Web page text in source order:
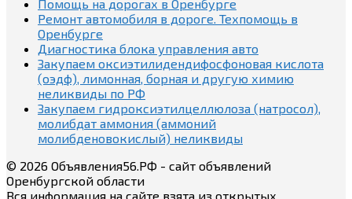
Помощь на дорогах в Оренбурге
Ремонт автомобиля в дороге. Техпомощь в
Оренбурге
Диагностика блока управления авто
Закупаем оксиэтилидендифосфоновая кислота
(оэдф), лимонная, борная и другую химию
неликвиды по РФ
Закупаем гидроксиэтилцеллюлоза (натросол),
молибдат аммония (аммоний
молибденовокислый) неликвиды
© 2026 Объявления56.РФ - сайт объявлений
Оренбургской области
Вся информация на сайте взята из открытых